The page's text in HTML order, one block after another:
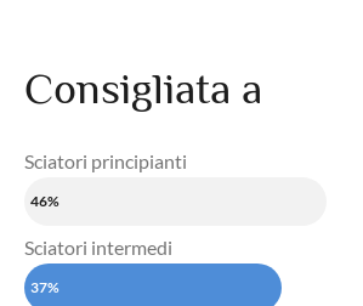
Consigliata a
Sciatori principianti
46%
Sciatori intermedi
37%